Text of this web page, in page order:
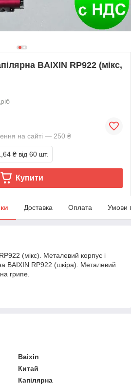
BAIXIN RP922 (мікс,
на сайті — 250 ₴
₴ від 60 шт.
Купити
Доставка Оплата Умови
(мікс). Металевий корпус і
BAIXIN RP922 (шкіра). Металевий
грипе.
Baixin
Китай
Капілярна